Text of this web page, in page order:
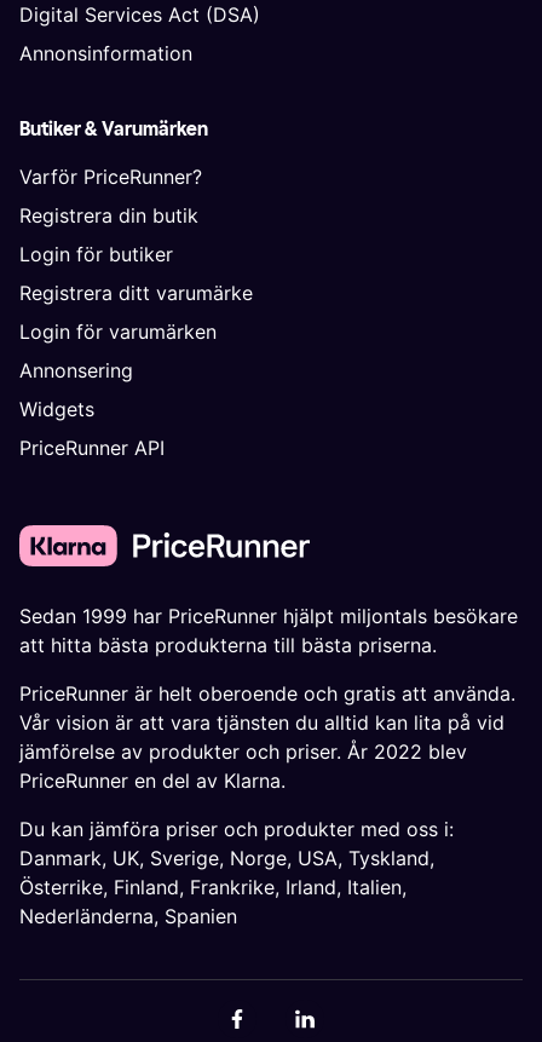
Digital Services Act (DSA)
Annonsinformation
Butiker & Varumärken
Varför PriceRunner?
Registrera din butik
Login för butiker
Registrera ditt varumärke
Login för varumärken
Annonsering
Widgets
PriceRunner API
Sedan 1999 har PriceRunner hjälpt miljontals besökare
att hitta bästa produkterna till bästa priserna.
PriceRunner är helt oberoende och gratis att använda.
Vår vision är att vara tjänsten du alltid kan lita på vid
jämförelse av produkter och priser. År 2022 blev
PriceRunner en del av Klarna.
Du kan jämföra priser och produkter med oss i:
Danmark, UK, Sverige, Norge, USA, Tyskland,
Österrike, Finland, Frankrike, Irland, Italien,
Nederländerna, Spanien